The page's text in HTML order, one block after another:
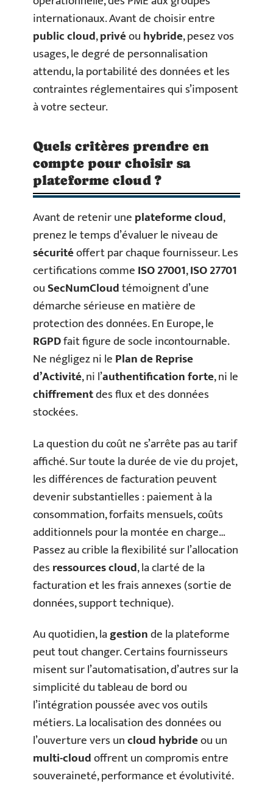
internationaux. Avant de choisir entre
public cloud,privéouhybride, pesez vos
usages, le degré de personnalisation
attendu, la portabilité des données et les
contraintes réglementaires qui s’imposent
à votre secteur.
Quels critères prendre en
compte pour choisir sa
plateforme cloud ?
Avant de retenir uneplateforme cloud,
prenez le temps d’évaluer le niveau de
sécuritéoffert par chaque fournisseur. Les
certifications commeISO 27001,ISO 27701
ouSecNumCloudtémoignent d’une
démarche sérieuse en matière de
protection des données. En Europe, le
RGPDfait figure de socle incontournable.
Ne négligez ni lePlan de Reprise
d’Activité, ni l’authentification forte, ni le
chiffrementdes flux et des données
stockées.
La question du coût ne s’arrête pas au tarif
affiché. Sur toute la durée de vie du projet,
les différences de facturation peuvent
devenir substantielles : paiement à la
consommation, forfaits mensuels, coûts
additionnels pour la montée en charge…
Passez au crible la flexibilité sur l’allocation
desressources cloud, la clarté de la
facturation et les frais annexes (sortie de
données, support technique).
Au quotidien, lagestionde la plateforme
peut tout changer. Certains fournisseurs
misent sur l’automatisation, d’autres sur la
simplicité du tableau de bord ou
l’intégration poussée avec vos outils
métiers. La localisation des données ou
l’ouverture vers uncloud hybrideou un
multi-cloudoffrent un compromis entre
souveraineté, performance et évolutivité.